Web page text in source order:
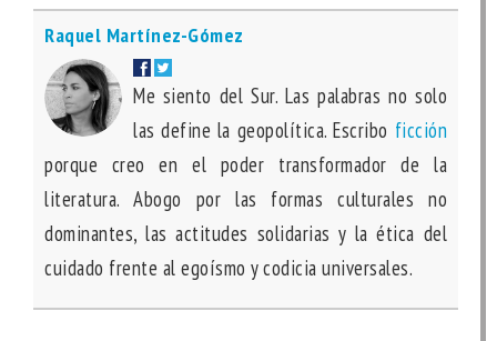
Raquel Martínez-Gómez
Me siento del Sur. Las palabras no solo
las define la geopolítica. Escribo ficción
porque creo en el poder transformador de la
literatura. Abogo por las formas culturales no
dominantes, las actitudes solidarias y la ética del
cuidado frente al egoísmo y codicia universales.